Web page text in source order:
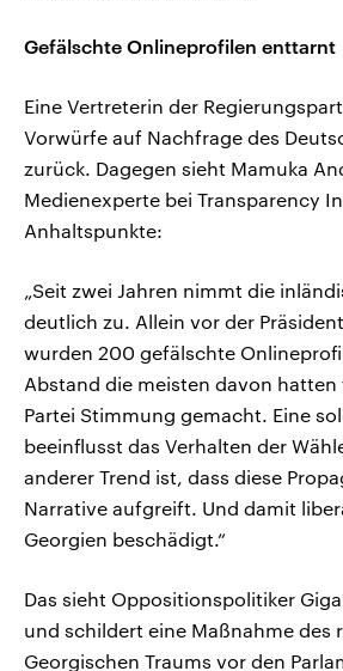
Gefälschte Onlineprofilen enttarnt
Eine Vertreterin der
Vorwürfe auf Nachfrage des
zurück. Dagegen sieht Mamuka
Medienexperte bei Transparency
Anhaltspunkte:
„Seit zwei Jahren nimmt die
deutlich zu. Allein vor der
wurden 200 gefälschte
Abstand die meisten davon
Partei Stimmung gemacht. Eine
beeinflusst das Verhalten der
anderer Trend ist, dass diese
Narrative aufgreift. Und damit
Georgien beschädigt.“
Das sieht Oppositionspolitiker
und schildert eine Maßnahme des
Georgischen Traums vor den